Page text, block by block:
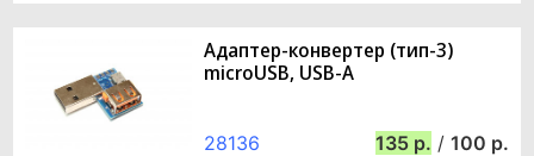
Адаптер-конвертер (тип-3)
microUSB, USB-A
28136 135 / 100